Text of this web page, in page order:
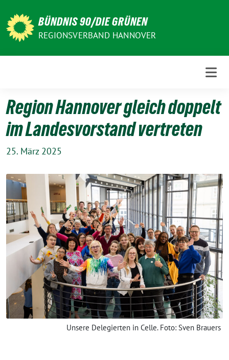
zum
Inhalt
BÜNDNIS 90/DIE GRÜNEN
REGIONSVERBAND HANNOVER
Region Hannover gleich doppelt
im Landesvorstand vertreten
25. März 2025
Unsere Delegierten in Celle. Foto: Sven Brauers